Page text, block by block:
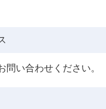
問い合わせください。